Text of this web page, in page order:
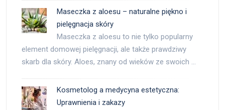
Maseczka z aloesu – naturalne piękno i
pielęgnacja skóry
Maseczka z aloesu to nie tylko popularny
element domowej pielęgnacji, ale także prawdziwy
skarb dla skóry. Aloes, znany od wieków ze swoich …
Kosmetolog a medycyna estetyczna:
Uprawnienia i zakazy